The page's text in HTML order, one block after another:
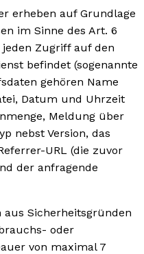
erheben auf Grundlage
im Sinne des Art. 6
jeden Zugriff auf den
befindet (sogenannte
gehören Name
Datum und Uhrzeit
Meldung über
nebst Version, das
URL (die zuvor
der anfragende
Sicherheitsgründen
oder
von maximal 7